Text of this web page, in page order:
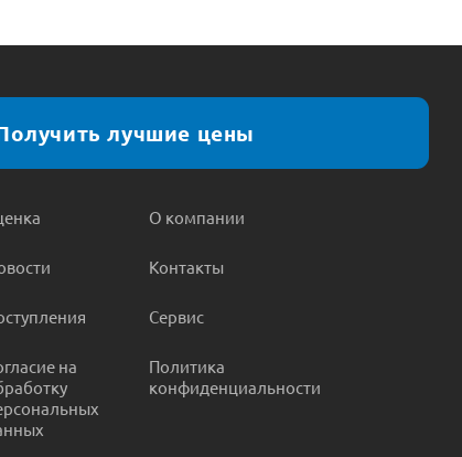
лучшие цены
на
О компании
Контакты
Сервис
Политика
конфиденциальности